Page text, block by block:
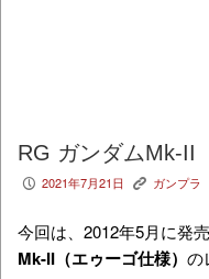
RG ガンダムMk-II
P 2021年7月21日 K ガンプラ
今回は、2012年5月に発
Mk-II（エゥーゴ仕様） の